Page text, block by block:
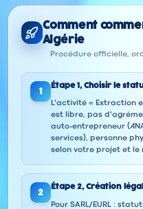
Comment
Algérie
Procédure officielle,
1
Étape 1, Choisir le
L'activité « Extraction
est libre, pas
auto-entrepreneur
services), personne
selon votre projet et le
2
Étape 2, Création
Pour SARL/EURL :